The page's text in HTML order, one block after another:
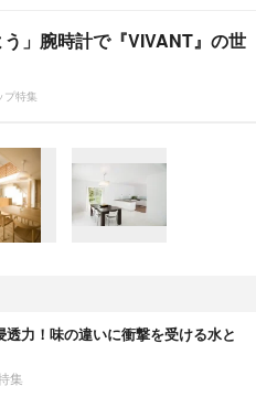
う」腕時計で『VIVANT』の世
プ特集
力！味の違いに衝撃を受ける水と
集